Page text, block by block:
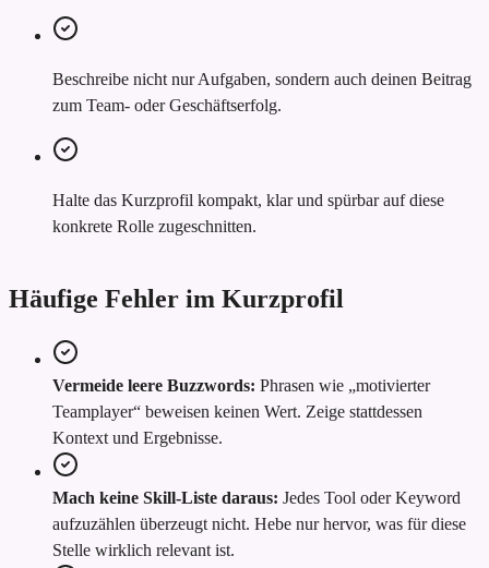
Beschreibe nicht nur Aufgaben, sondern auch deinen Beitrag
zum Team- oder Geschäftserfolg.
Halte das Kurzprofil kompakt, klar und spürbar auf diese
konkrete Rolle zugeschnitten.
Häufige Fehler im Kurzprofil
Vermeide leere Buzzwords: Phrasen wie „motivierter
Teamplayer“ beweisen keinen Wert. Zeige stattdessen
Kontext und Ergebnisse.
Mach keine Skill-Liste daraus: Jedes Tool oder Keyword
aufzuzählen überzeugt nicht. Hebe nur hervor, was für diese
Stelle wirklich relevant ist.